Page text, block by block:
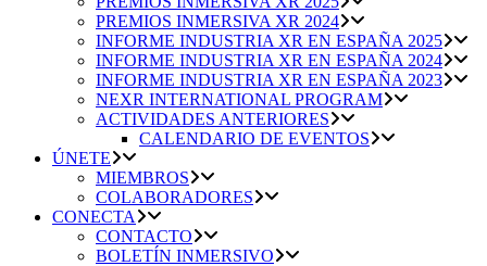
PREMIOS INMERSIVA XR 2024
INFORME INDUSTRIA XR EN ESPAÑA 2025
INFORME INDUSTRIA XR EN ESPAÑA 2024
INFORME INDUSTRIA XR EN ESPAÑA 2023
NEXR INTERNATIONAL PROGRAM
ACTIVIDADES ANTERIORES
CALENDARIO DE EVENTOS
ÚNETE
MIEMBROS
COLABORADORES
CONECTA
CONTACTO
BOLETÍN INMERSIVO